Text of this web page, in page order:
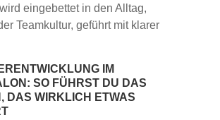
eingebettet in den Alltag,
Teamkultur, geführt mit klarer
IM
SO FÜHRST DU DAS
DAS WIRKLICH ETWAS